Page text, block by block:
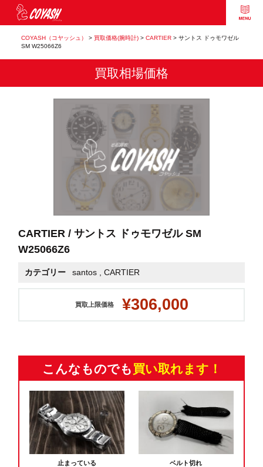
COYASH（コヤッシュ） > 買取価格(腕時計)> CARTIER> サントス ドゥモワゼル
SM W25066Z6
買取相場価格
CARTIER / サントス ドゥモワゼル SM
W25066Z6
カテゴリー santos , CARTIER
買取上限価格 ¥306,000
こんなものでも 買い取れます！
止まっている ベルト切れ